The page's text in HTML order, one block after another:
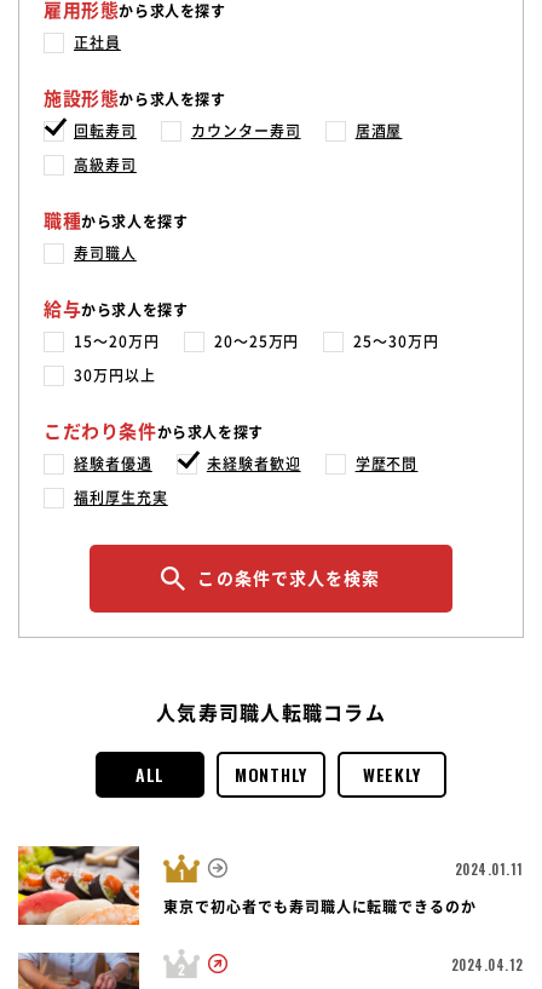
雇用形態から求人を探す
正社員
施設形態から求人を探す
回転寿司 カウンター寿司 居酒屋
高級寿司
職種から求人を探す
寿司職人
給与から求人を探す
15〜20万円 20〜25万円 25〜30万円
30万円以上
こだわり条件から求人を探す
経験者優遇 未経験者歓迎 学歴不問
福利厚生充実
この条件で求人を検索
人気寿司職人転職コラム
ALL MONTHLY WEEKLY
2024.01.11
東京で初心者でも寿司職人に転職できるのか
2024.04.12